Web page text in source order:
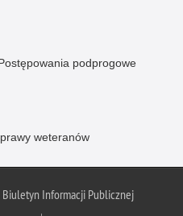
podprogowe
weteranów
Biuletyn Informacji Publicznej